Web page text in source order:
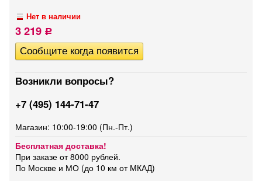
Нет в наличии
3 219 Р
Возникли вопросы?
+7 (495) 144-71-47
Магазин: 10:00-19:00 (Пн.-Пт.)
Бесплатная доставка!
При заказе от 8000 рублей.
По Москве и МО (до 10 км от МКАД)